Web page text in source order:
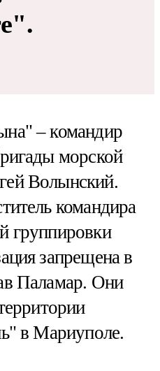
– командир
морской
Волынский.
командира
группировки
запрещена в
Паламар. Они
в Мариуполе.